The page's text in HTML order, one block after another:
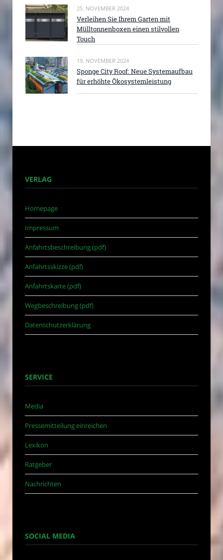
25. NOVEMBER 2024
Verleihen Sie Ihrem Garten mit
Mülltonnenboxen einen stilvollen
Touch
19. NOVEMBER 2024
Sponge City Roof: Neue Systemaufbau
für erhöhte Ökosystemleistung
VERLAG
Homepage
Impressum
Anfahrtsbeschreibung (pdf)
Anfahrtsskizze (pdf)
Anfahrtskarte (pdf)
Wegbeschreibung (pdf)
Datenschutzerklärung
SERVICE
Media
Pressemitteilung einreichen
Lexikon
Ratgeber
Nachrichten
SOCIAL MEDIA